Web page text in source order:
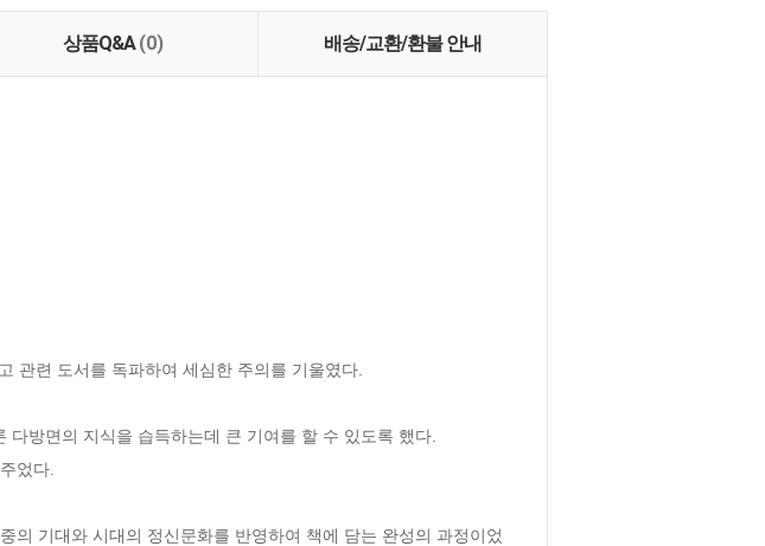
상품Q&A(0) 배송/교환/환불 안내
관련 도서를 독파하여 세심한 주의를 기울였다.
방면의 지식을 습득하는데 큰 기여를 할 수 있도록 했다.
었다.
의 기대와 시대의 정신문화를 반영하여 책에 담는 완성의 과정이었